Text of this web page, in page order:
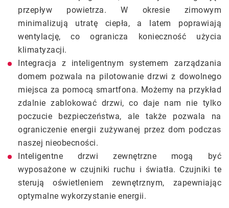
przepływ powietrza. W okresie zimowym
minimalizują utratę ciepła, a latem poprawiają
wentylację, co ogranicza konieczność użycia
klimatyzacji.
Integracja z inteligentnym systemem zarządzania
domem pozwala na pilotowanie drzwi z dowolnego
miejsca za pomocą smartfona. Możemy na przykład
zdalnie zablokować drzwi, co daje nam nie tylko
poczucie bezpieczeństwa, ale także pozwala na
ograniczenie energii zużywanej przez dom podczas
naszej nieobecności.
Inteligentne drzwi zewnętrzne mogą być
wyposażone w czujniki ruchu i światła. Czujniki te
sterują oświetleniem zewnętrznym, zapewniając
optymalne wykorzystanie energii.